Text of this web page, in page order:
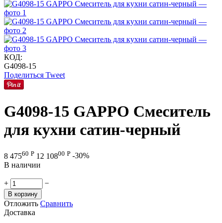
КОД:
G4098-15
Поделиться Tweet
G4098-15 GAPPO Смеситель
для кухни сатин-черный
8 47560 Р 12 10800 Р -30%
В наличии
+ −
В корзину
Отложить Сравнить
Доставка